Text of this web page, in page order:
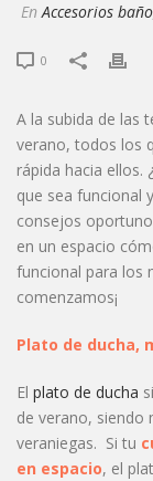
EnAccesorios baño
0
A la subida de las
verano, todos los
rápida hacia ellos.
que sea funcional
consejos
en un espacio
funcional para los
comenzamos¡
Plato de ducha,
El plato de ducha
de verano, siendo
veraniegas. Si tu
en espacio, el